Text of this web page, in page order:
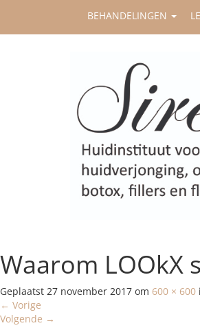
BEHANDELINGEN
Waarom LOOkX
Geplaatst 27 november 2017 om 600 × 600
← Vorige
Volgende →